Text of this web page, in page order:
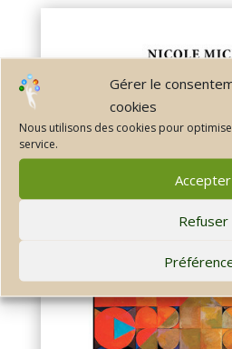
Gérer le
cookies
Nous utilisons des cookies pour
service.
Accepter
Refuser